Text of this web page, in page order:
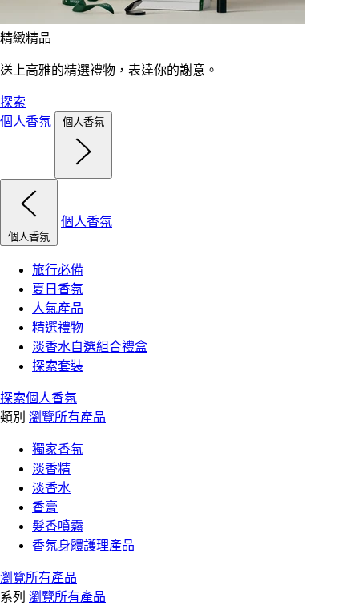
精緻精品
送上高雅的精選禮物，表達你的謝意。
探索
個人香氛
個人香氛
個人香氛
個人香氛
旅行必備
夏日香氛
人氣產品
精選禮物
淡香水自選組合禮盒
探索套裝
探索個人香氛
類別 瀏覽所有產品
獨家香氛
淡香精
淡香水
香膏
髮香噴霧
香氛身體護理產品
瀏覽所有產品
系列 瀏覽所有產品